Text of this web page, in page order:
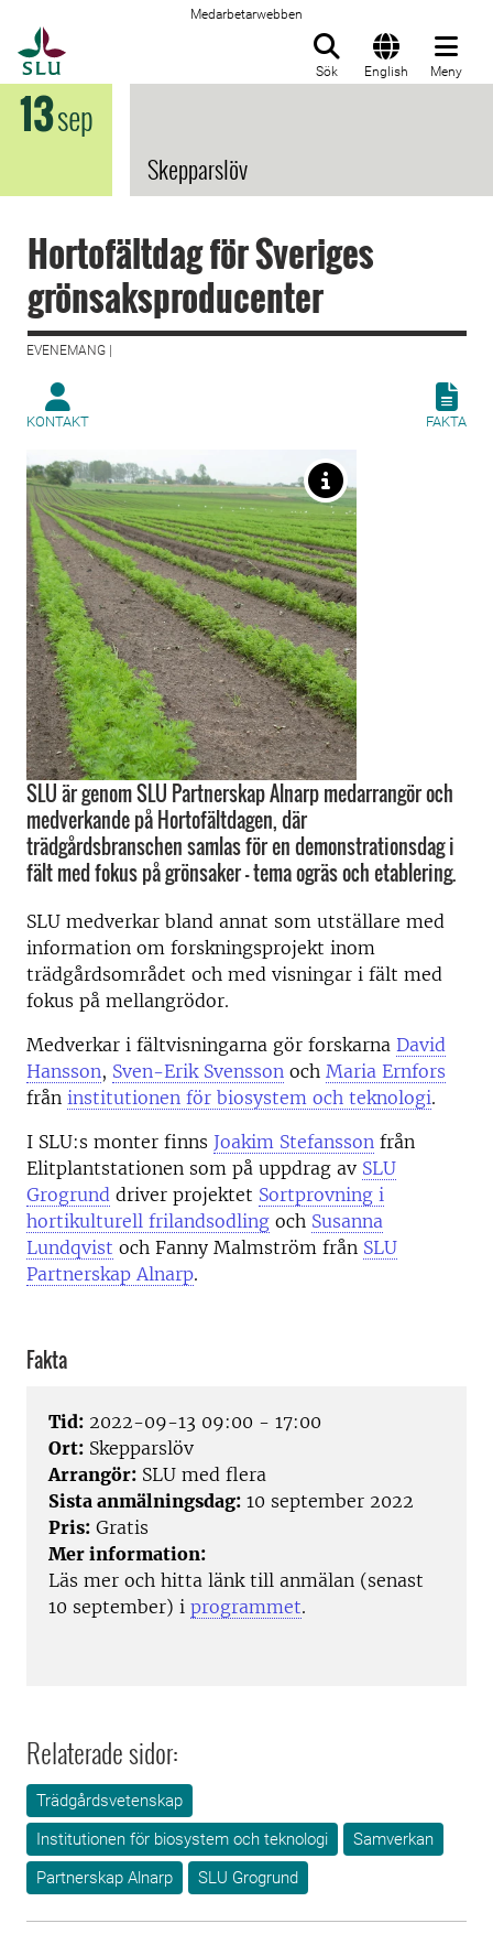
Medarbetarwebben
Sök English Meny
13sep
Skepparslöv
Hortofältdag för Sveriges
grönsaksproducenter
EVENEMANG |
KONTAKT FAKTA
SLU är genom SLU Partnerskap Alnarp medarrangör och
medverkande på Hortofältdagen, där
trädgårdsbranschen samlas för en demonstrationsdag i
fält med fokus på grönsaker - tema ogräs och etablering.
SLU medverkar bland annat som utställare med
information om forskningsprojekt inom
trädgårdsområdet och med visningar i fält med
fokus på mellangrödor.
Medverkar i fältvisningarna gör forskarna David
Hansson, Sven-Erik Svensson och Maria Ernfors
från institutionen för biosystem och teknologi.
I SLU:s monter finns Joakim Stefansson från
Elitplantstationen som på uppdrag av SLU
Grogrund driver projektet Sortprovning i
hortikulturell frilandsodling och Susanna
Lundqvist och Fanny Malmström från SLU
Partnerskap Alnarp.
Fakta
Tid: 2022-09-13 09:00 - 17:00
Ort: Skepparslöv
Arrangör: SLU med flera
Sista anmälningsdag: 10 september 2022
Pris: Gratis
Mer information:
Läs mer och hitta länk till anmälan (senast
10 september) i programmet.
Relaterade sidor:
Trädgårdsvetenskap
Institutionen för biosystem och teknologi
Samverkan
Partnerskap Alnarp
SLU Grogrund